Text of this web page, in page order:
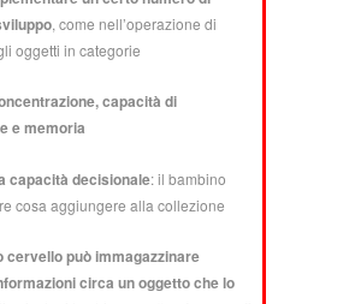
, come nell’operazione di
oggetti in categorie
capacità di
e memoria
capacità decisionale: il bambino
cosa aggiungere alla collezione
cervello può immagazzinare
circa un oggetto che lo